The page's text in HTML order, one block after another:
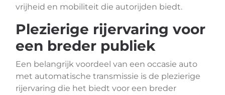
vrijheid en mobiliteit die autorijden biedt.
Plezierige rijervaring voor
een breder publiek
Een belangrijk voordeel van een occasie auto
met automatische transmissie is de plezierige
rijervaring die het biedt voor een breder